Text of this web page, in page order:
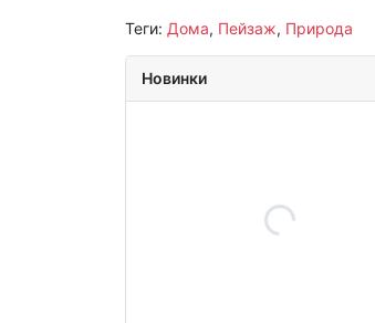
Теги: Дома, Пейзаж, Природа
Новинки